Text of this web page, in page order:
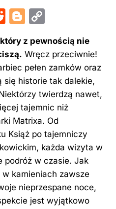
R
d
di
t
Bl
g
g
er
p
y
Li
n
k
z pewnością nie
Wręcz przeciwnie!
pełen zamków oraz
się historie tak dalekie,
twierdzą nawet,
tajemnic niż
Matrixa. Od
Książ po tajemniczy
każda wizyta w
podróż w czasie. Jak
kamieniach zawsze
nieprzespane noce,
jest wyjątkowo